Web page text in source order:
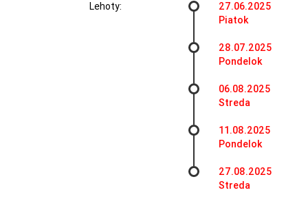
Lehoty:
27.06.2025
Piatok
28.07.2025
Pondelok
06.08.2025
Streda
11.08.2025
Pondelok
27.08.2025
Streda